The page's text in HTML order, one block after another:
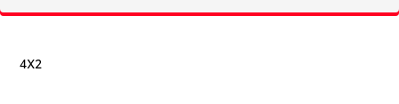
4X2